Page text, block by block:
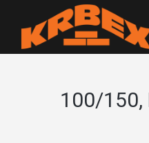
100/150,